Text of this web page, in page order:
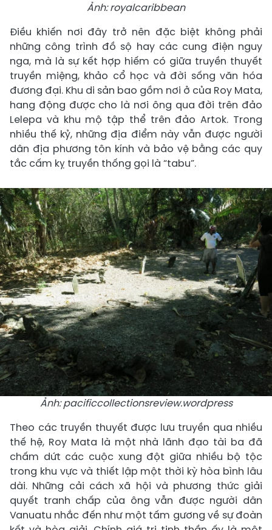
Ảnh: royalcaribbean
Điều khiến nơi đây trở nên đặc biệt không phải
những công trình đồ sộ hay các cung điện nguy
nga, mà là sự kết hợp hiếm có giữa truyền thuyết
truyền miệng, khảo cổ học và đời sống văn hóa
đương đại. Khu di sản bao gồm nơi ở của Roy Mata,
hang động được cho là nơi ông qua đời trên đảo
Lelepa và khu mộ tập thể trên đảo Artok. Trong
nhiều thế kỷ, những địa điểm này vẫn được người
dân địa phương tôn kính và bảo vệ bằng các quy
tắc cấm kỵ truyền thống gọi là “tabu”.
Ảnh: pacificcollectionsreview.wordpress
Theo các truyền thuyết được lưu truyền qua nhiều
thế hệ, Roy Mata là một nhà lãnh đạo tài ba đã
chấm dứt các cuộc xung đột giữa nhiều bộ tộc
trong khu vực và thiết lập một thời kỳ hòa bình lâu
dài. Những cải cách xã hội và phương thức giải
quyết tranh chấp của ông vẫn được người dân
Vanuatu nhắc đến như một tấm gương về sự đoàn